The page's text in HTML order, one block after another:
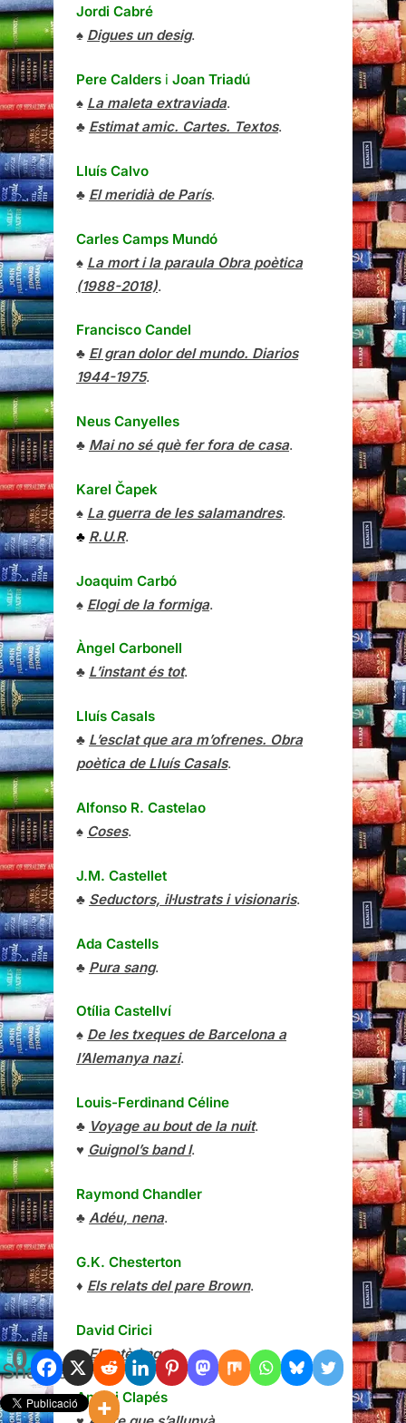
0
Shares
Jordi Cabré
♠ Digues un desig.
Pere Calders i Joan Triadú
♠ La maleta extraviada.
♣ Estimat amic. Cartes. Textos.
Lluís Calvo
♣ El meridià de París.
Carles Camps Mundó
♠ La mort i la paraula Obra poètica
(1988-2018).
Francisco Candel
♣ El gran dolor del mundo. Diarios
1944-1975.
Neus Canyelles
♣ Mai no sé què fer fora de casa.
Karel Čapek
♠ La guerra de les salamandres.
♣ R.U.R.
Joaquim Carbó
♠ Elogi de la formiga.
Àngel Carbonell
♣ L’instant és tot.
Lluís Casals
♣ L’esclat que ara m’ofrenes. Obra
poètica de Lluís Casals.
Alfonso R. Castelao
♠ Coses.
J.M. Castellet
♣ Seductors, il·lustrats i visionaris.
Ada Castells
♣ Pura sang.
Otília Castellví
♠ De les txeques de Barcelona a
l’Alemanya nazi.
Louis-Ferdinand Céline
♣ Voyage au bout de la nuit.
♥ Guignol’s band I.
Raymond Chandler
♣ Adéu, nena.
G.K. Chesterton
♦ Els relats del pare Brown.
David Cirici
♣El setè àngel.
Antoni Clapés